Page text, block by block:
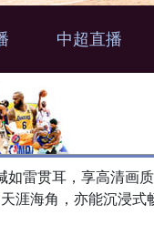
中超直播
雷贯耳，享高清画
涯海角，亦能沉浸